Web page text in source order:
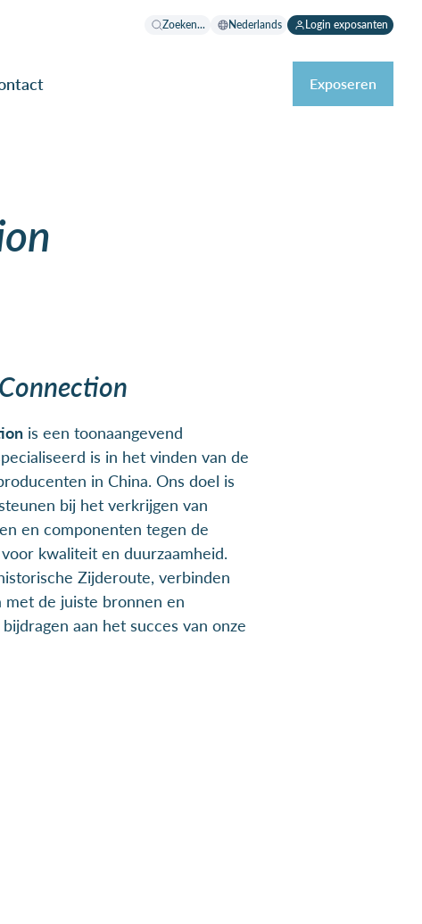
Zoeken... Nederlands Login exposanten
Exposeren
is een toonaangevend
is in het vinden van de
in China. Ons doel is
bij het verkrijgen van
en componenten tegen de
kwaliteit en duurzaamheid.
Zijderoute, verbinden
de juiste bronnen en
aan het succes van onze